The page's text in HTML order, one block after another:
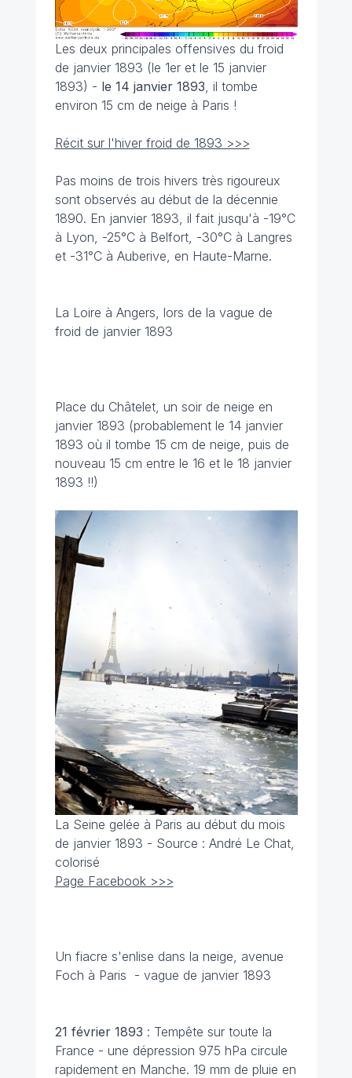
Les deux principales offensives du froid
de janvier 1893 (le 1er et le 15 janvier
1893) - le 14 janvier 1893, il tombe
environ 15 cm de neige à Paris !
Récit sur l'hiver froid de 1893 >>>
Pas moins de trois hivers très rigoureux
sont observés au début de la décennie
1890. En janvier 1893, il fait jusqu'à -19°C
à Lyon, -25°C à Belfort, -30°C à Langres
et -31°C à Auberive, en Haute-Marne.
La Loire à Angers, lors de la vague de
froid de janvier 1893
Place du Châtelet, un soir de neige en
janvier 1893 (probablement le 14 janvier
1893 où il tombe 15 cm de neige, puis de
nouveau 15 cm entre le 16 et le 18 janvier
1893 !!)
La Seine gelée à Paris au début du mois
de janvier 1893 - Source : André Le Chat,
colorisé
Page Facebook >>>
Un fiacre s'enlise dans la neige, avenue
Foch à Paris - vague de janvier 1893
21 février 1893 : Tempête sur toute la
France - une dépression 975 hPa circule
rapidement en Manche. 19 mm de pluie en